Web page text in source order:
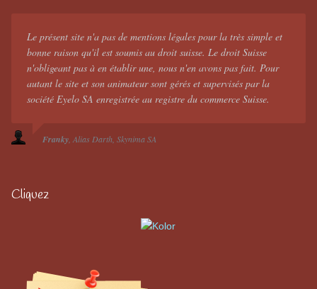
Le présent site n'a pas de mentions légales pour la très simple et
bonne raison qu'il est soumis au droit suisse. Le droit Suisse
n'obligeant pas à en établir une, nous n'en avons pas fait. Pour
autant le site et son animateur sont gérés et supervisés par la
société Eyelo SA enregistrée au registre du commerce Suisse.
Franky Alias Darth Skynima SA
Cliquez